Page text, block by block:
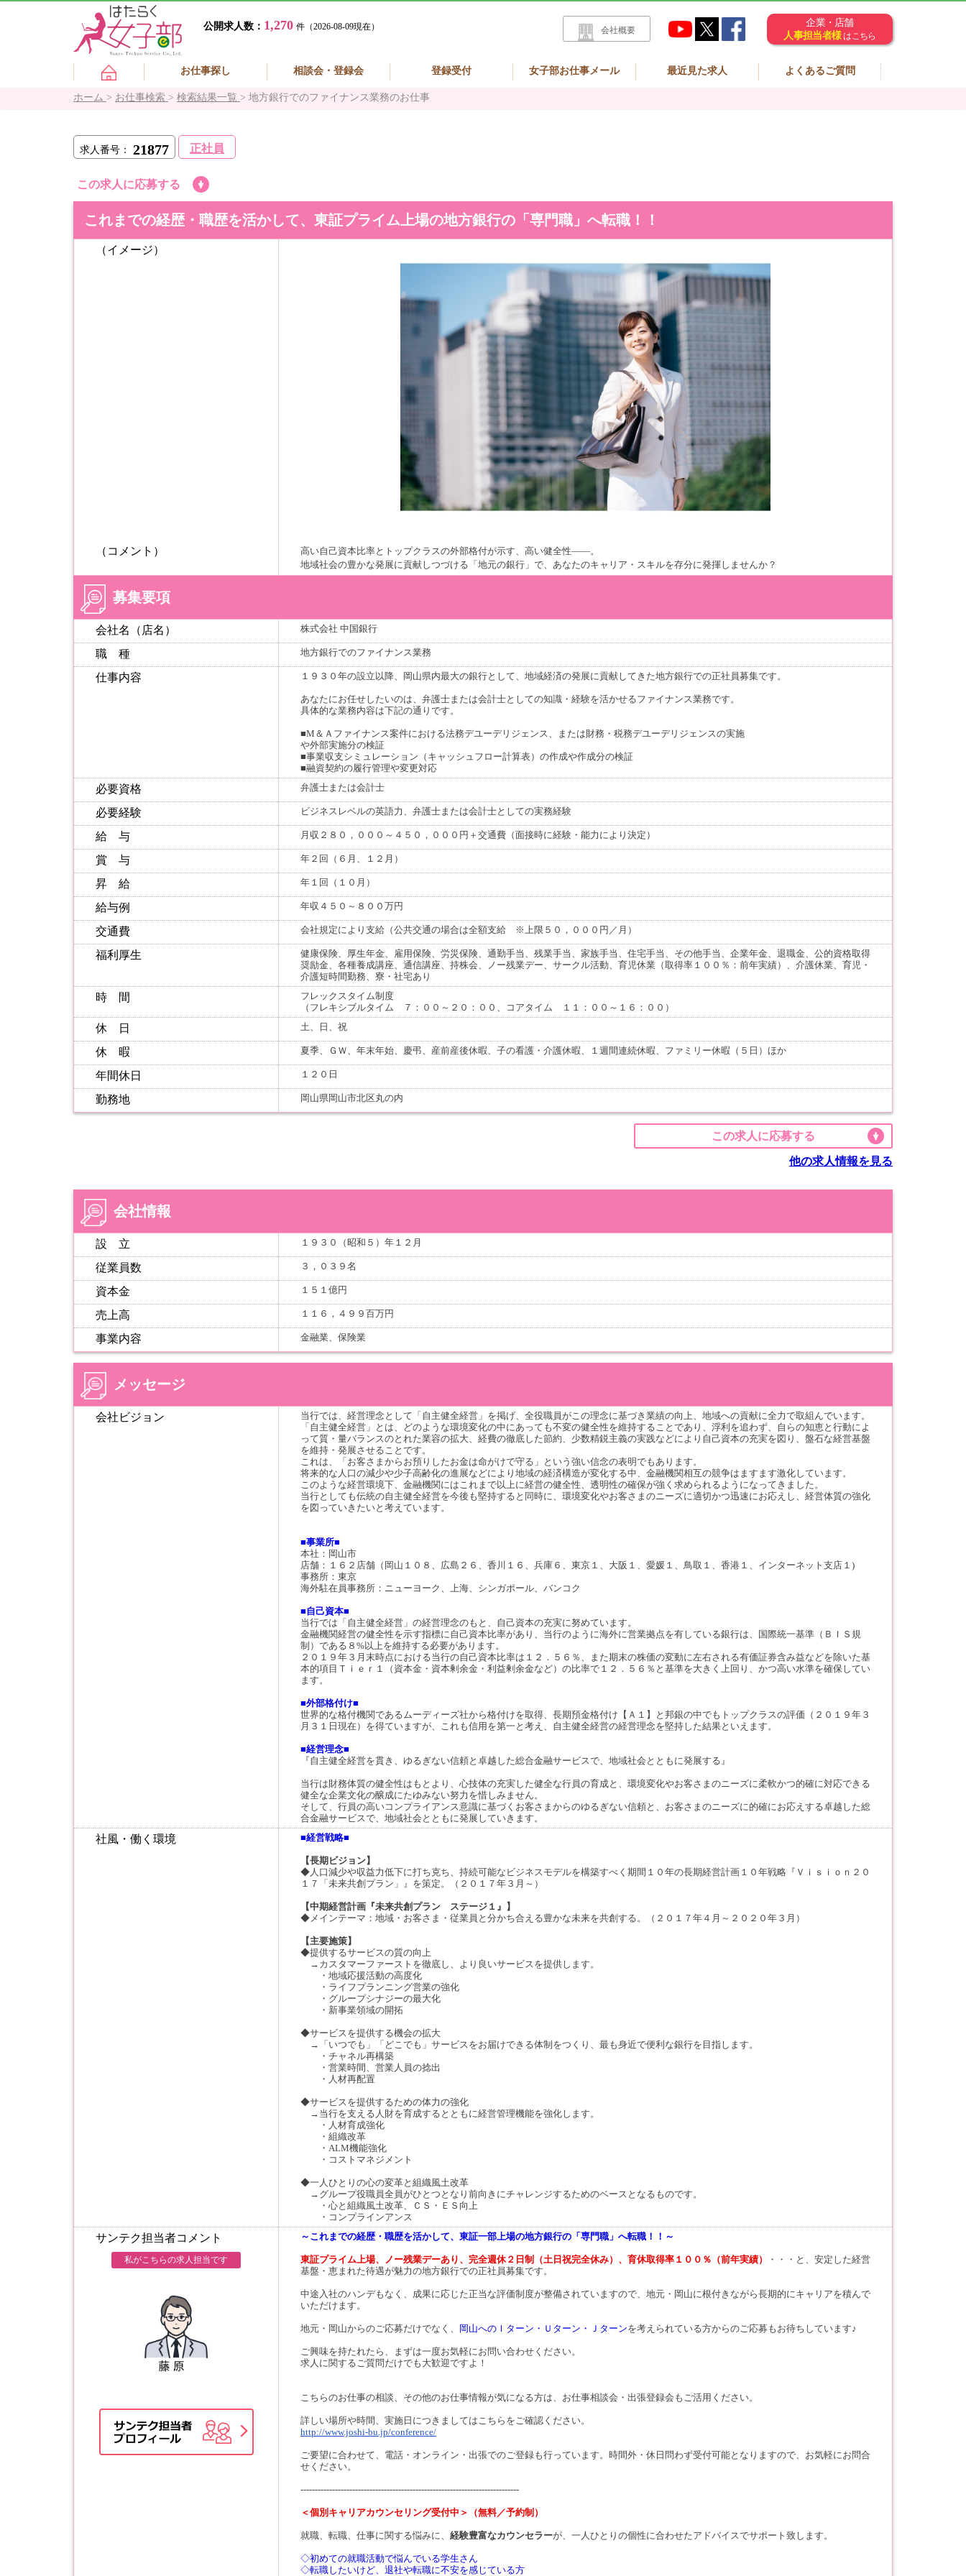
企業・店舗
人事担当者様 はこちら
公開求人数： 1,270 件（2026-08-09現在） 会社概要
お仕事探し 相談会・登録会 登録受付 女子部お仕事メール 最近見た求人 よくあるご質問
ホーム > お仕事検索 > 検索結果一覧 > 地方銀行でのファイナンス業務のお仕事
求人番号： 21877 正社員
この求人に応募する
これまでの経歴・職歴を活かして、東証プライム上場の地方銀行の「専門職」へ転職！！
（イメージ）
（コメント）
高い自己資本比率とトップクラスの外部格付が示す、高い健全性――。
地域社会の豊かな発展に貢献しつづける「地元の銀行」で、あなたのキャリア・スキルを存分に発揮しませんか？
募集要項
会社名（店名） 株式会社 中国銀行
職 種 地方銀行でのファイナンス業務
仕事内容 １９３０年の設立以降、岡山県内最大の銀行として、地域経済の発展に貢献してきた地方銀行での正社員募集です。
あなたにお任せしたいのは、弁護士または会計士としての知識・経験を活かせるファイナンス業務です。
具体的な業務内容は下記の通りです。
■М＆Ａファイナンス案件における法務デユーデリジェンス、または財務・税務デユーデリジェンスの実施
や外部実施分の検証
■事業収支シミュレーション（キャッシュフロー計算表）の作成や作成分の検証
■融資契約の履行管理や変更対応
必要資格 弁護士または会計士
必要経験 ビジネスレベルの英語力、弁護士または会計士としての実務経験
給 与 月収２８０，０００～４５０，０００円＋交通費（面接時に経験・能力により決定）
賞 与 年２回（６月、１２月）
昇 給 年１回（１０月）
給与例 年収４５０～８００万円
交通費 会社規定により支給（公共交通の場合は全額支給 ※上限５０，０００円／月）
福利厚生
健康保険、厚生年金、雇用保険、労災保険、通勤手当、残業手当、家族手当、住宅手当、その他手当、企業年金、退職金、公的資格取得
奨励金、各種養成講座、通信講座、持株会、ノー残業デー、サークル活動、育児休業（取得率１００％：前年実績）、介護休業、育児・
介護短時間勤務、寮・社宅あり
時 間
フレックスタイム制度
（フレキシブルタイム ７：００～２０：００、コアタイム １１：００～１６：００）
休 日 土、日、祝
休 暇 夏季、ＧＷ、年末年始、慶弔、産前産後休暇、子の看護・介護休暇、１週間連続休暇、ファミリー休暇（５日）ほか
年間休日 １２０日
勤務地 岡山県岡山市北区丸の内
この求人に応募する
他の求人情報を見る
会社情報
設 立 １９３０（昭和５）年１２月
従業員数 ３，０３９名
資本金 １５１億円
売上高 １１６，４９９百万円
事業内容 金融業、保険業
メッセージ
会社ビジョン
当行では、経営理念として「自主健全経営」を掲げ、全役職員がこの理念に基づき業績の向上、地域への貢献に全力で取組んでいます。
「自主健全経営」とは、どのような環境変化の中にあっても不変の健全性を維持することであり、浮利を追わず、自らの知恵と行動によ
って質・量バランスのとれた業容の拡大、経費の徹底した節約、少数精鋭主義の実践などにより自己資本の充実を図り、盤石な経営基盤
を維持・発展させることです。
これは、「お客さまからお預りしたお金は命がけで守る」という強い信念の表明でもあります。
将来的な人口の減少や少子高齢化の進展などにより地域の経済構造が変化する中、金融機関相互の競争はますます激化しています。
このような経営環境下、金融機関にはこれまで以上に経営の健全性、透明性の確保が強く求められるようになってきました。
当行としても伝統の自主健全経営を今後も堅持すると同時に、環境変化やお客さまのニーズに適切かつ迅速にお応えし、経営体質の強化
を図っていきたいと考えています。
■事業所■
本社：岡山市
店舗：１６２店舗（岡山１０８、広島２６、香川１６、兵庫６、東京１、大阪１、愛媛１、鳥取１、香港１、インターネット支店１)
事務所：東京
海外駐在員事務所：ニューヨーク、上海、シンガポール、バンコク
■自己資本■
当行では「自主健全経営」の経営理念のもと、自己資本の充実に努めています。
金融機関経営の健全性を示す指標に自己資本比率があり、当行のように海外に営業拠点を有している銀行は、国際統一基準（ＢＩＳ規
制）である８%以上を維持する必要があります。
２０１９年３月末時点における当行の自己資本比率は１２．５６％、また期末の株価の変動に左右される有価証券含み益などを除いた基
本的項目Ｔｉｅｒ１（資本金・資本剰余金・利益剰余金など）の比率で１２．５６％と基準を大きく上回り、かつ高い水準を確保してい
ます。
■外部格付け■
世界的な格付機関であるムーディーズ社から格付けを取得、長期預金格付け【Ａ１】と邦銀の中でもトップクラスの評価（２０１９年３
月３１日現在）を得ていますが、これも信用を第一と考え、自主健全経営の経営理念を堅持した結果といえます。
■経営理念■
『自主健全経営を貫き、ゆるぎない信頼と卓越した総合金融サービスで、地域社会とともに発展する』
当行は財務体質の健全性はもとより、心技体の充実した健全な行員の育成と、環境変化やお客さまのニーズに柔軟かつ的確に対応できる
健全な企業文化の醸成にたゆみない努力を惜しみません。
そして、行員の高いコンプライアンス意識に基づくお客さまからのゆるぎない信頼と、お客さまのニーズに的確にお応えする卓越した総
合金融サービスで、地域社会とともに発展していきます。
社風・働く環境 ■経営戦略■
【長期ビジョン】
◆人口減少や収益力低下に打ち克ち、持続可能なビジネスモデルを構築すべく期間１０年の長期経営計画１０年戦略『Ｖｉｓｉｏｎ２０
１７「未来共創プラン」』を策定。（２０１７年３月～）
【中期経営計画『未来共創プラン ステージ１』】
◆メインテーマ：地域・お客さま・従業員と分かち合える豊かな未来を共創する。（２０１７年４月～２０２０年３月）
【主要施策】
◆提供するサービスの質の向上
→カスタマーファーストを徹底し、より良いサービスを提供します。
・地域応援活動の高度化
・ライフプランニング営業の強化
・グループシナジーの最大化
・新事業領域の開拓
◆サービスを提供する機会の拡大
→「いつでも」「どこでも」サービスをお届けできる体制をつくり、最も身近で便利な銀行を目指します。
・チャネル再構築
・営業時間、営業人員の捻出
・人材再配置
◆サービスを提供するための体力の強化
→当行を支える人財を育成するとともに経営管理機能を強化します。
・人材育成強化
・組織改革
・ALM機能強化
・コストマネジメント
◆一人ひとりの心の変革と組織風土改革
→グループ役職員全員がひとつとなり前向きにチャレンジするためのベースとなるものです。
・心と組織風土改革、ＣＳ・ＥＳ向上
・コンプラインアンス
サンテク担当者コメント
私がこちらの求人担当です
～これまでの経歴・職歴を活かして、東証一部上場の地方銀行の「専門職」へ転職！！～
東証プライム上場、ノー残業デーあり、完全週休２日制（土日祝完全休み）、育休取得率１００％（前年実績）
・・・と、安定した経営
基盤・恵まれた待遇が魅力の地方銀行での正社員募集です。
中途入社のハンデもなく、成果に応じた正当な評価制度が整備されていますので、地元・岡山に根付きながら長期的にキャリアを積んで
いただけます。
地元・岡山からのご応募だけでなく、 岡山へのＩターン・Ｕターン・Ｊターンを考えられている方からのご応募もお待ちしています♪
ご興味を持たれたら、まずは一度お気軽にお問い合わせください。
求人に関するご質問だけでも大歓迎ですよ！
こちらのお仕事の相談、その他のお仕事情報が気になる方は、お仕事相談会・出張登録会もご活用ください。
詳しい場所や時間、実施日につきましてはこちらをご確認ください。
http://www.joshi-bu.jp/conference/
ご要望に合わせて、電話・オンライン・出張でのご登録も行っています。時間外・休日問わず受付可能となりますので、お気軽にお問合
せください。
----------------------------------------------------------------------------
＜個別キャリアカウンセリング受付中＞（無料／予約制）
就職、転職、仕事に関する悩みに、 経験豊富なカウンセラーが、一人ひとりの個性に合わせたアドバイスでサポート致します。
◇初めての就職活動で悩んでいる学生さん
◇転職したいけど、退社や転職に不安を感じている方